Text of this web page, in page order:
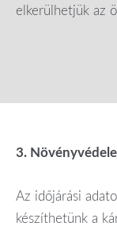
elkerülhetjük az
3.
Az időjárási
készíthetünk a